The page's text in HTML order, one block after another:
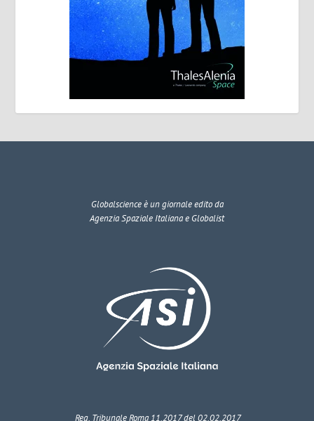
Globalscienceè un giornale edito da
Agenzia Spaziale Italiana e Globalist
Reg. Tribunale Roma 11.2017 del 02.02.2017